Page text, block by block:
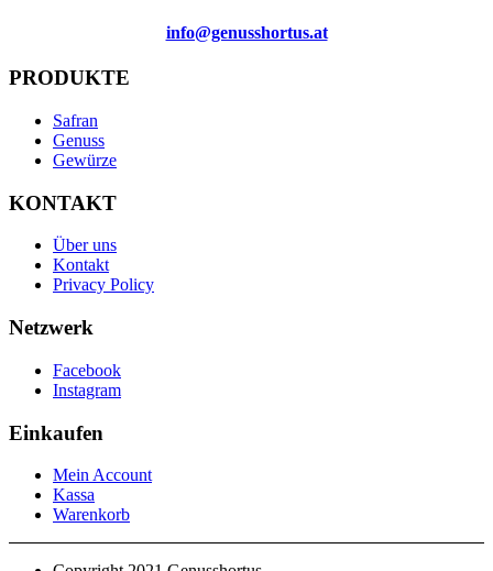
info@genusshortus.at
PRODUKTE
Safran
Genuss
Gewürze
KONTAKT
Über uns
Kontakt
Privacy Policy
Netzwerk
Facebook
Instagram
Einkaufen
Mein Account
Kassa
Warenkorb